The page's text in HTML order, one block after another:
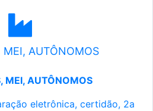
MEI, AUTÔNOMOS
MEI, AUTÔNOMOS
eletrônica, certidão, 2a